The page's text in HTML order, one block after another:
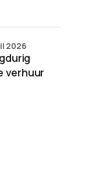
verhuur
2026